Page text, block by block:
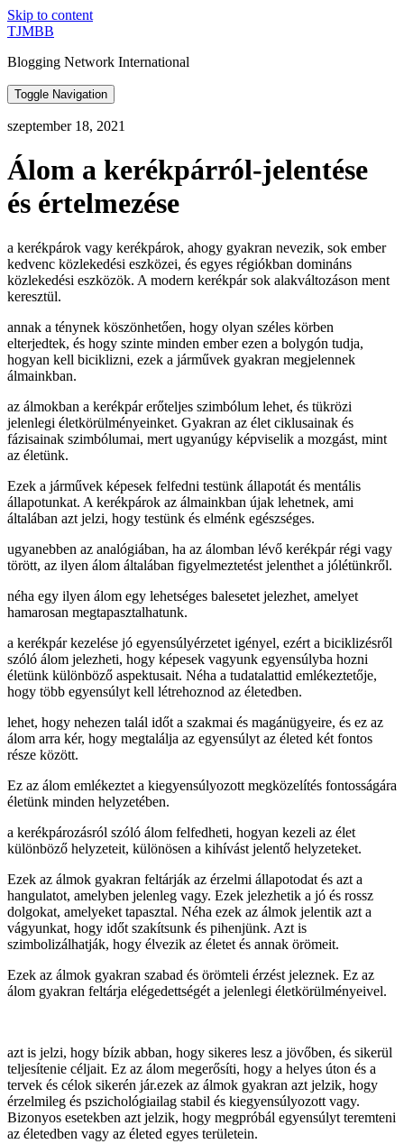
Skip to content
TJMBB
Blogging Network International
Toggle Navigation
szeptember 18, 2021
Álom a kerékpárról-jelentése
és értelmezése
a kerékpárok vagy kerékpárok, ahogy gyakran nevezik, sok ember
kedvenc közlekedési eszközei, és egyes régiókban domináns
közlekedési eszközök. A modern kerékpár sok alakváltozáson ment
keresztül.
annak a ténynek köszönhetően, hogy olyan széles körben
elterjedtek, és hogy szinte minden ember ezen a bolygón tudja,
hogyan kell biciklizni, ezek a járművek gyakran megjelennek
álmainkban.
az álmokban a kerékpár erőteljes szimbólum lehet, és tükrözi
jelenlegi életkörülményeinket. Gyakran az élet ciklusainak és
fázisainak szimbólumai, mert ugyanúgy képviselik a mozgást, mint
az életünk.
Ezek a járművek képesek felfedni testünk állapotát és mentális
állapotunkat. A kerékpárok az álmainkban újak lehetnek, ami
általában azt jelzi, hogy testünk és elménk egészséges.
ugyanebben az analógiában, ha az álomban lévő kerékpár régi vagy
törött, az ilyen álom általában figyelmeztetést jelenthet a jólétünkről.
néha egy ilyen álom egy lehetséges balesetet jelezhet, amelyet
hamarosan megtapasztalhatunk.
a kerékpár kezelése jó egyensúlyérzetet igényel, ezért a biciklizésről
szóló álom jelezheti, hogy képesek vagyunk egyensúlyba hozni
életünk különböző aspektusait. Néha a tudatalattid emlékeztetője,
hogy több egyensúlyt kell létrehoznod az életedben.
lehet, hogy nehezen talál időt a szakmai és magánügyeire, és ez az
álom arra kér, hogy megtalálja az egyensúlyt az életed két fontos
része között.
Ez az álom emlékeztet a kiegyensúlyozott megközelítés fontosságára
életünk minden helyzetében.
a kerékpározásról szóló álom felfedheti, hogyan kezeli az élet
különböző helyzeteit, különösen a kihívást jelentő helyzeteket.
Ezek az álmok gyakran feltárják az érzelmi állapotodat és azt a
hangulatot, amelyben jelenleg vagy. Ezek jelezhetik a jó és rossz
dolgokat, amelyeket tapasztal. Néha ezek az álmok jelentik azt a
vágyunkat, hogy időt szakítsunk és pihenjünk. Azt is
szimbolizálhatják, hogy élvezik az életet és annak örömeit.
Ezek az álmok gyakran szabad és örömteli érzést jeleznek. Ez az
álom gyakran feltárja elégedettségét a jelenlegi életkörülményeivel.
azt is jelzi, hogy bízik abban, hogy sikeres lesz a jövőben, és sikerül
teljesítenie céljait. Ez az álom megerősíti, hogy a helyes úton és a
tervek és célok sikerén jár.ezek az álmok gyakran azt jelzik, hogy
érzelmileg és pszichológiailag stabil és kiegyensúlyozott vagy.
Bizonyos esetekben azt jelzik, hogy megpróbál egyensúlyt teremteni
az életedben vagy az életed egyes területein.